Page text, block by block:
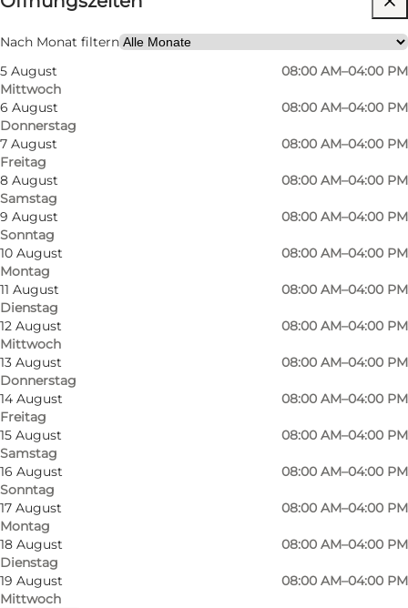
Nach Monat filtern
5 August
Mittwoch
08:00 AM–04:00 PM
6 August
Donnerstag
08:00 AM–04:00 PM
7 August
Freitag
08:00 AM–04:00 PM
8 August
Samstag
08:00 AM–04:00 PM
9 August
Sonntag
08:00 AM–04:00 PM
10 August
Montag
08:00 AM–04:00 PM
11 August
Dienstag
08:00 AM–04:00 PM
12 August
Mittwoch
08:00 AM–04:00 PM
13 August
Donnerstag
08:00 AM–04:00 PM
14 August
Freitag
08:00 AM–04:00 PM
15 August
Samstag
08:00 AM–04:00 PM
16 August
Sonntag
08:00 AM–04:00 PM
17 August
Montag
08:00 AM–04:00 PM
18 August
Dienstag
08:00 AM–04:00 PM
19 August
Mittwoch
08:00 AM–04:00 PM
Freunde, Mein Partner, Mir selbst
Die Egernsund Kirke wurde nach Entwürfen
von Richard Jepsen Dethlefsen erbaut, der 1901
als Bauleiter bei der Restaurierung der
Kathedrale in Königsberg (heute Kaliningrad)
tätig war und Stilelemente davon auf die kleine
Kirche in seiner Geburtsstadt übertrug.
Die Kirche hat eine südländische Atmosphäre.
Die Altarfiguren stammen aus Tirol.
Mehr erfahren